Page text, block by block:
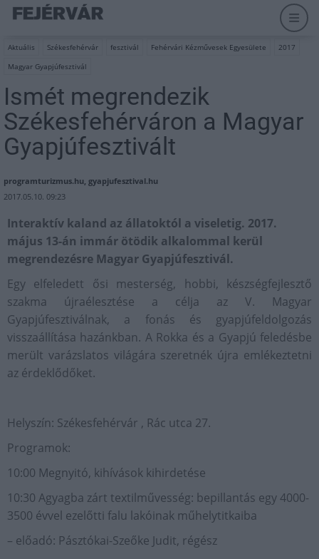
Aktuális Székesfehérvár fesztivál Fehérvári Kézművesek Egyesülete
2017
Magyar Gyapjúfesztivál
Ismét megrendezik
Székesfehérváron a Magyar
Gyapjúfesztivált
programturizmus.hu, gyapjufesztival.hu
2017.05.10. 09:23
Interaktív kaland az állatoktól a viseletig. 2017.
május 13-án immár ötödik alkalommal kerül
megrendezésre Magyar Gyapjúfesztivál.
Egy elfeledett ősi mesterség, hobbi, készségfejlesztő
szakma újraélesztése a célja az V. Magyar
Gyapjúfesztiválnak, a fonás és gyapjúfeldolgozás
visszaállítása hazánkban. A Rokka és a Gyapjú feledésbe
merült varázslatos világára szeretnék újra emlékeztetni
az érdeklődőket.
Helyszín: Székesfehérvár , Rác utca 27.
Programok:​
10:00 Megnyitó, kihívások kihirdetése
10:30 Agyagba zárt textilművesség: bepillantás egy 4000-
3500 évvel ezelőtti falu lakóinak műhelytitkaiba
– előadó: Pásztókai-Szeőke Judit, régész